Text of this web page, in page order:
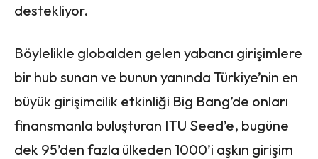
destekliyor.
Böylelikle globalden gelen yabancı girişimlere
bir hub sunan ve bunun yanında Türkiye’nin en
büyük girişimcilik etkinliği Big Bang’de onları
finansmanla buluşturan ITU Seed’e, bugüne
dek 95’den fazla ülkeden 1000’i aşkın girişim